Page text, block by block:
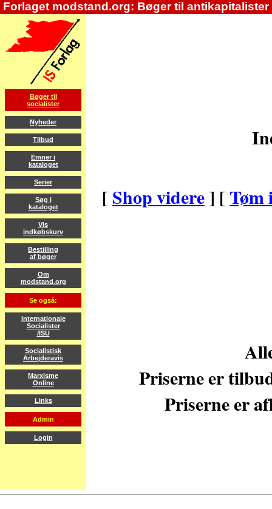
Forlaget modstand.org: Bøger til antikapitalister
Bøger til
socialister
Nyheder
Tilbud
Emner i
kataloget
Serier
Søg i
kataloget
Vis
indkøbskurv
Bestilling
af bøger
Om
modstand.org
Se også:
Internationale
Socialister
/ISU
Socialistisk
Arbejderavis
Marxisme
Online
Links
Admin
Login
[ Shop videre] [ Tøm
Priserne er
Priserne er